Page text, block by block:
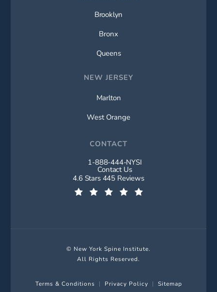
Brooklyn
Bronx
Queens
NEW JERSEY
Marlton
West Orange
CONTACT
Call New York Spine Institute on
1-888-444-NYSI
Contact Us
New York Spine Institute reviews:
4.6 Stars 445 Reviews
© New York Spine Institute.
All Rights Reserved.
Terms & Conditions Privacy Policy Sitemap